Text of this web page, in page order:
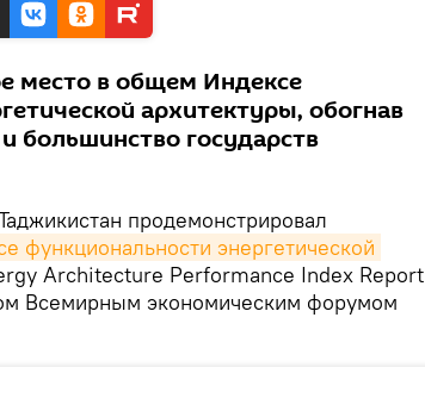
место в общем Индексе
архитектуры, обогнав
большинство государств
продемонстрировал
функциональности энергетической
Architecture Performance Index Report
Всемирным экономическим форумом